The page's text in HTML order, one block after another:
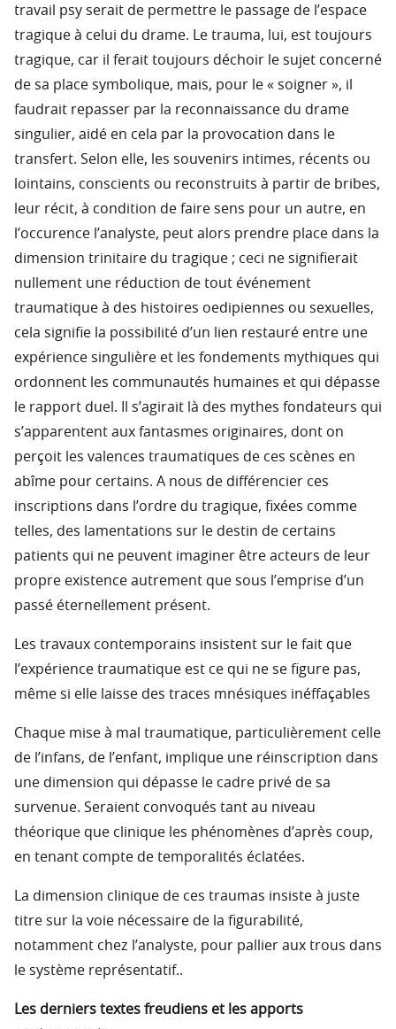
travail psy serait de permettre le passage de l’espace
tragique à celui du drame. Le trauma, lui, est toujours
tragique, car il ferait toujours déchoir le sujet concerné
de sa place symbolique, mais, pour le « soigner », il
faudrait repasser par la reconnaissance du drame
singulier, aidé en cela par la provocation dans le
transfert. Selon elle, les souvenirs intimes, récents ou
lointains, conscients ou reconstruits à partir de bribes,
leur récit, à condition de faire sens pour un autre, en
l’occurence l’analyste, peut alors prendre place dans la
dimension trinitaire du tragique ; ceci ne signifierait
nullement une réduction de tout événement
traumatique à des histoires oedipiennes ou sexuelles,
cela signifie la possibilité d’un lien restauré entre une
expérience singulière et les fondements mythiques qui
ordonnent les communautés humaines et qui dépasse
le rapport duel. Il s’agirait là des mythes fondateurs qui
s’apparentent aux fantasmes originaires, dont on
perçoit les valences traumatiques de ces scènes en
abîme pour certains. A nous de différencier ces
inscriptions dans l’ordre du tragique, fixées comme
telles, des lamentations sur le destin de certains
patients qui ne peuvent imaginer être acteurs de leur
propre existence autrement que sous l’emprise d’un
passé éternellement présent.
Les travaux contemporains insistent sur le fait que
l’expérience traumatique est ce qui ne se figure pas,
même si elle laisse des traces mnésiques inéffaçables
Chaque mise à mal traumatique, particulièrement celle
de l’infans, de l’enfant, implique une réinscription dans
une dimension qui dépasse le cadre privé de sa
survenue. Seraient convoqués tant au niveau
théorique que clinique les phénomènes d’après coup,
en tenant compte de temporalités éclatées.
La dimension clinique de ces traumas insiste à juste
titre sur la voie nécessaire de la figurabilité,
notamment chez l’analyste, pour pallier aux trous dans
le système représentatif..
Les derniers textes freudiens et les apports